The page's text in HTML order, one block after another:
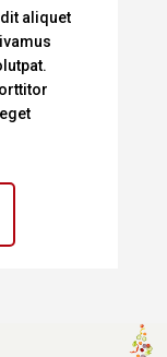
aliquet